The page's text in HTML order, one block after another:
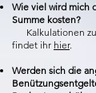
Wie viel wird mich
Summe kosten?
Kalkulationen zu
findet ihr hier.
Werden sich die